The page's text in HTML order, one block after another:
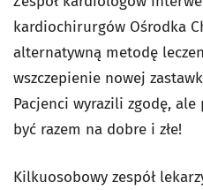
kardiochirurgów Ośrodka
alternatywną metodę
wszczepienie nowej
Pacjenci wyrazili zgodę,
być razem na dobre i złe!
Kilkuosobowy zespół